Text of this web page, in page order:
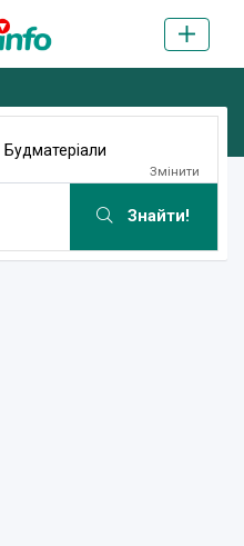
Будматеріали
Змінити
Знайти!